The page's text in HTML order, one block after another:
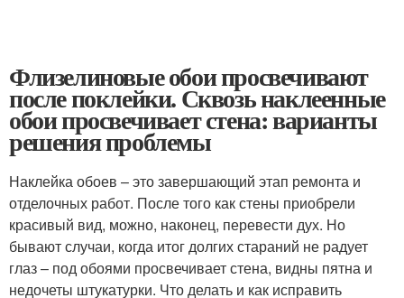
Флизелиновые обои просвечивают
после поклейки. Сквозь наклеенные
обои просвечивает стена: варианты
решения проблемы
Наклейка обоев – это завершающий этап ремонта и
отделочных работ. После того как стены приобрели
красивый вид, можно, наконец, перевести дух. Но
бывают случаи, когда итог долгих стараний не радует
глаз – под обоями просвечивает стена, видны пятна и
недочеты штукатурки. Что делать и как исправить